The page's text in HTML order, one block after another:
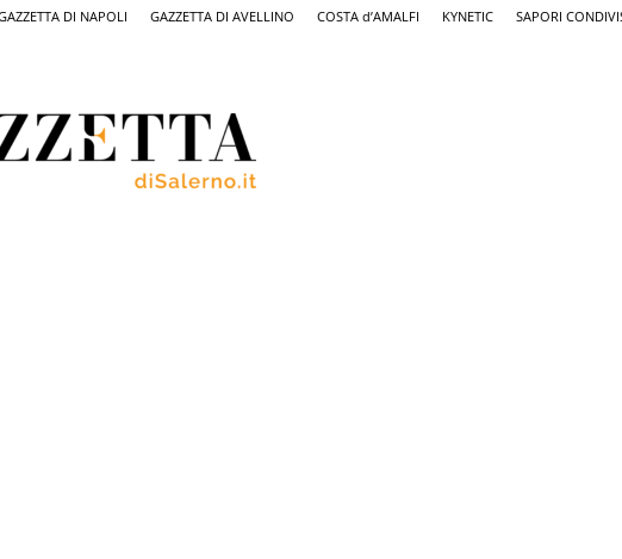
DI NAPOLI GAZZETTA DI AVELLINO COSTA d’AMALFI KYNETIC SAPORI
Salerno,
il
quotidiano